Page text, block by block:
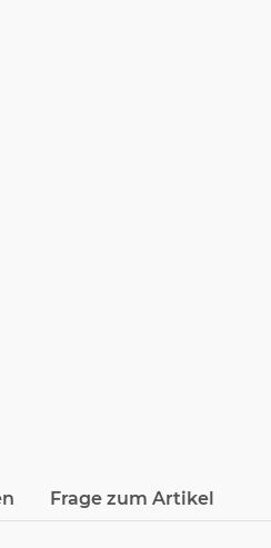
Frage zum Artikel